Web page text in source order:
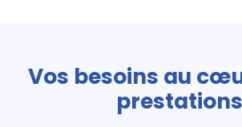
Vos besoins au
prestations